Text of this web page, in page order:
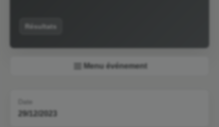
Résultats
Menu événement
29/12/2023